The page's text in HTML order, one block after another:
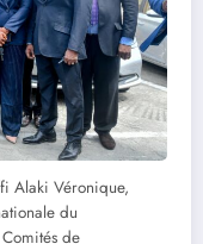
Alaki Véronique,
du
de